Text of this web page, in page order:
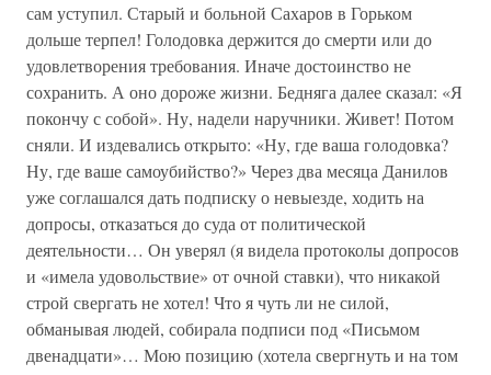
сам уступил. Старый и больной Сахаров в Горьком
дольше терпел! Голодовка держится до смерти или до
удовлетворения требования. Иначе достоинство не
сохранить. А оно дороже жизни. Бедняга далее сказал: «Я
покончу с собой». Ну, надели наручники. Живет! Потом
сняли. И издевались открыто: «Ну, где ваша голодовка?
Ну, где ваше самоубийство?» Через два месяца Данилов
уже соглашался дать подписку о невыезде, ходить на
допросы, отказаться до суда от политической
деятельности… Он уверял (я видела протоколы допросов
и «имела удовольствие» от очной ставки), что никакой
строй свергать не хотел! Что я чуть ли не силой,
обманывая людей, собирала подписи под «Письмом
двенадцати»… Мою позицию (хотела свергнуть и на том